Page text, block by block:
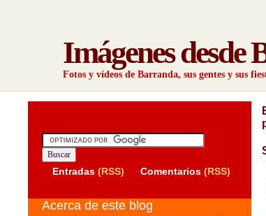
Imágenes desde
Fotos y vídeos de Barranda, sus gentes y sus
Entradas (RSS) Comentarios (RSS)
Acerca de este blog